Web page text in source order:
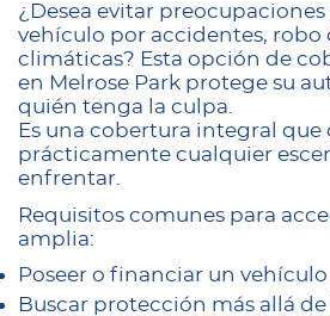
¿Desea evitar preocupaciones
vehículo por accidentes, robo
climáticas? Esta opción de
en Melrose Park protege su
quién tenga la culpa.
Es una cobertura integral que
prácticamente cualquier
enfrentar.
Requisitos comunes para
amplia:
Poseer o financiar un vehículo
Buscar protección más allá